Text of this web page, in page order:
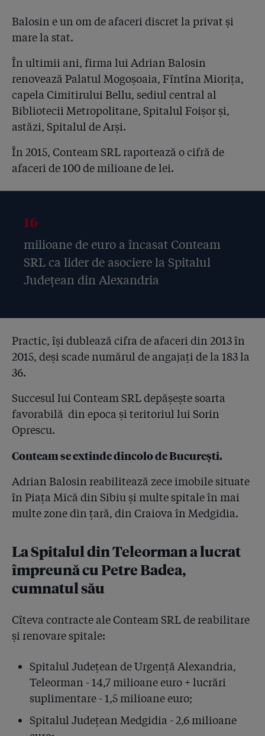
Balosin e un om de afaceri discret la privat și
mare la stat.
În ultimii ani, firma lui Adrian Balosin
renovează Palatul Mogoșoaia, Fîntîna Miorița,
capela Cimitirului Bellu, sediul central al
Bibliotecii Metropolitane, Spitalul Foișor și,
astăzi, Spitalul de Arși.
În 2015, Conteam SRL raportează o cifră de
afaceri de 100 de milioane de lei.
16
milioane de euro a încasat Conteam
SRL ca lider de asociere la Spitalul
Județean din Alexandria
Practic, își dublează cifra de afaceri din 2013 în
2015, deși scade numărul de angajați de la 183 la
36.
Succesul lui Conteam SRL depășește soarta
favorabilă din epoca și teritoriul lui Sorin
Oprescu.
Conteam se extinde dincolo de București.
Adrian Balosin reabilitează zece imobile situate
în Piața Mică din Sibiu și multe spitale în mai
multe zone din țară, din Craiova în Medgidia.
La Spitalul din Teleorman a lucrat
împreună cu Petre Badea,
cumnatul său
Cîteva contracte ale Conteam SRL de reabilitare
și renovare spitale:
Spitalul Județean de Urgență Alexandria,
Teleorman - 14,7 milioane euro + lucrări
suplimentare - 1,5 milioane euro;
Spitalul Județean Medgidia - 2,6 milioane